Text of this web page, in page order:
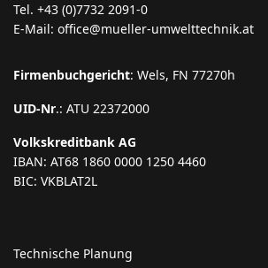
Tel. +43 (0)7732 2091-0
E-Mail: office@mueller-umwelttechnik.at
Firmenbuchgericht: Wels, FN 77270h
UID-Nr.: ATU 22372000
Volkskreditbank AG
IBAN: AT68 1860 0000 1250 4460
BIC: VKBLAT2L
Technische Planung